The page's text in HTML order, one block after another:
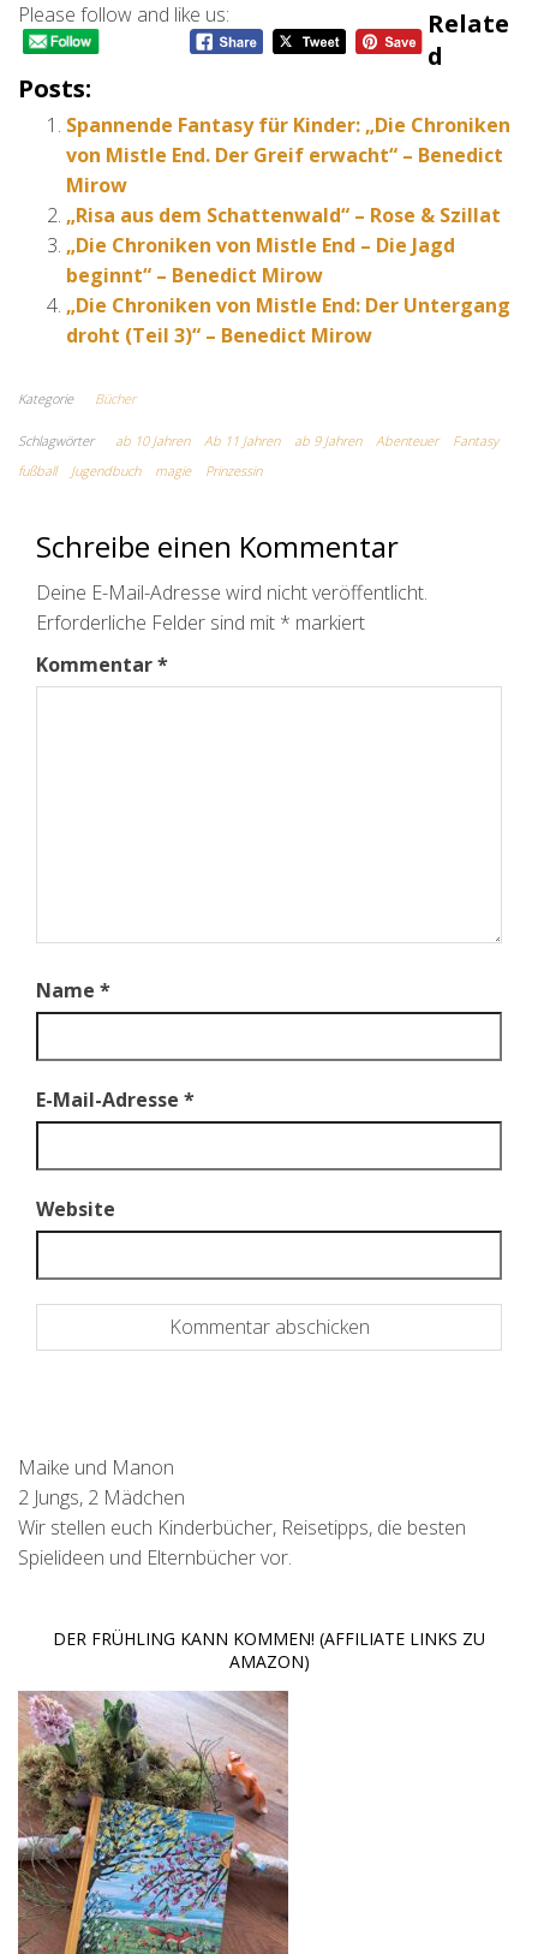
Please follow and like us:
Relate
D
Posts:
Spannende Fantasy für Kinder: „Die Chroniken
von Mistle End. Der Greif erwacht“ – Benedict
Mirow
„Risa aus dem Schattenwald“ – Rose & Szillat
„Die Chroniken von Mistle End – Die Jagd
beginnt“ – Benedict Mirow
„Die Chroniken von Mistle End: Der Untergang
droht (Teil 3)“ – Benedict Mirow
Kategorie Bücher
Schlagwörter ab 10 Jahren Ab 11 Jahren ab 9 Jahren Abenteuer
Fantasy
fußball
Jugendbuch magie Prinzessin
Schreibe einen Kommentar
Deine E-Mail-Adresse wird nicht veröffentlicht.
Erforderliche Felder sind mit * markiert
Kommentar*
Name *
E-Mail-Adresse *
Website
Maike und Manon
2 Jungs, 2 Mädchen
Wir stellen euch Kinderbücher, Reisetipps, die besten
Spielideen und Elternbücher vor.
DER FRÜHLING KANN KOMMEN! (AFFILIATE LINKS ZU
AMAZON)